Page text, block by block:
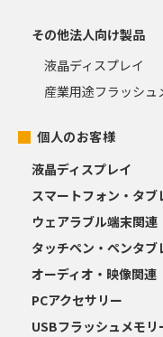
その他法人向け製品
液晶ディスプレイ
産業用途フラッシュ
個人のお客様
液晶ディスプレイ
スマートフォン・タブ
ウェアラブル端末関連
タッチペン・ペンタブ
オーディオ・映像関連
PCアクセサリー
USBフラッシュメモ